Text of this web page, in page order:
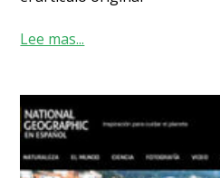
Lee mas...